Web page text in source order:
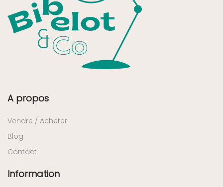
A propos
Vendre / Acheter
Blog
Contact
Information